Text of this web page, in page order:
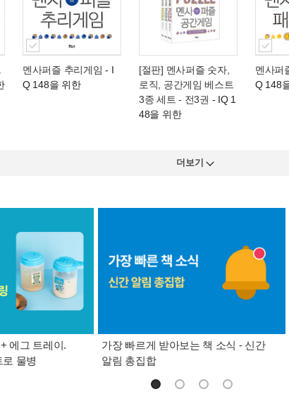
멘사퍼즐 추리게임 - I
Q 148을 위한
[절판] 멘사퍼즐 숫자,
로직, 공간게임 베스트
3종 세트 - 전3권 - IQ 1
48을 위한
멘사퍼
Q 148
더보기
에그 트레이.
물병
가장 빠르게 받아보는 책 소식 - 신간
알림 총집합